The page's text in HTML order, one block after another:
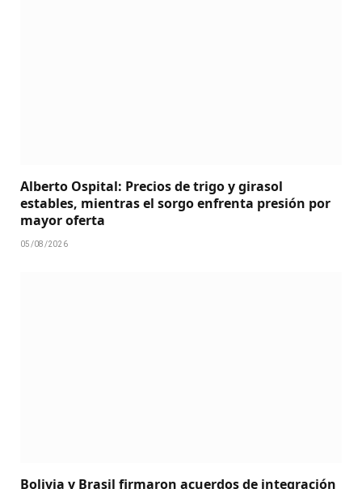
Alberto Ospital: Precios de trigo y girasol
estables, mientras el sorgo enfrenta presión por
mayor oferta
05/08/2026
Bolivia y Brasil firmaron acuerdos de integración